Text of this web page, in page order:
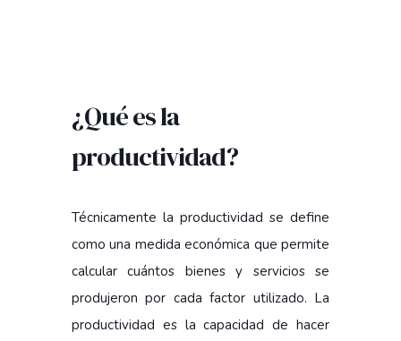
¿Qué es la
productividad?
Técnicamente la productividad se define
como una medida económica que permite
calcular cuántos bienes y servicios se
produjeron por cada factor utilizado. La
productividad es la capacidad de hacer